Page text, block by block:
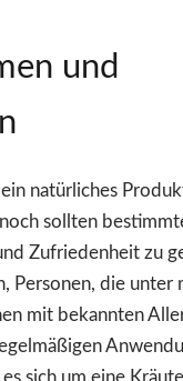
und
natürliches
sollten
Zufriedenheit zu
Personen, die unter
mit bekannten
sich um eine